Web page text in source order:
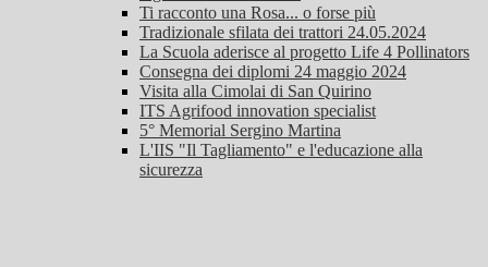
Ti racconto una Rosa... o forse più
Tradizionale sfilata dei trattori 24.05.2024
La Scuola aderisce al progetto Life 4 Pollinators
Consegna dei diplomi 24 maggio 2024
Visita alla Cimolai di San Quirino
ITS Agrifood innovation specialist
5° Memorial Sergino Martina
L'IIS "Il Tagliamento" e l'educazione alla
sicurezza